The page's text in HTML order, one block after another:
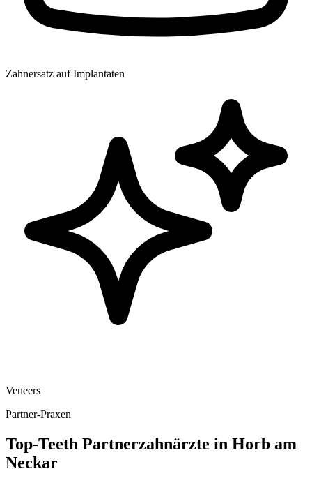
Zahnersatz auf Implantaten
Veneers
Partner-Praxen
Top-Teeth Partnerzahnärzte in Horb am
Neckar